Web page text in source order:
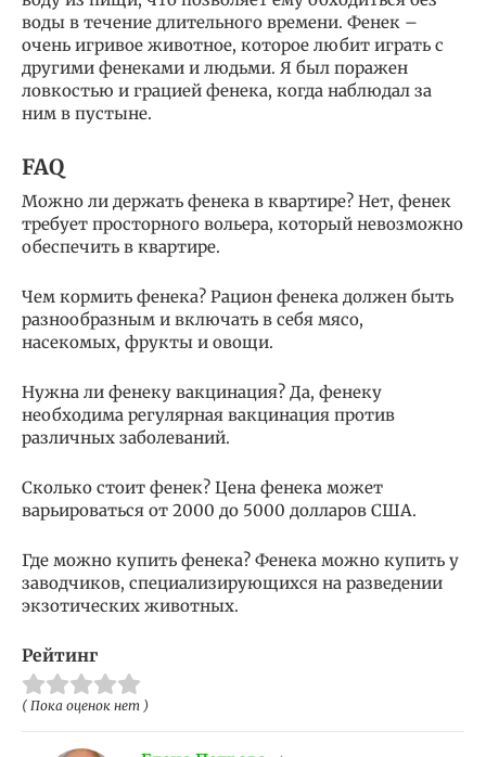
воды в течение длительного времени. Фенек –
очень игривое животное, которое любит играть с
другими фенеками и людьми. Я был поражен
ловкостью и грацией фенека, когда наблюдал за
ним в пустыне.
FAQ
Можно ли держать фенека в квартире? Нет, фенек
требует просторного вольера, который невозможно
обеспечить в квартире.
Чем кормить фенека? Рацион фенека должен быть
разнообразным и включать в себя мясо,
насекомых, фрукты и овощи.
Нужна ли фенеку вакцинация? Да, фенеку
необходима регулярная вакцинация против
различных заболеваний.
Сколько стоит фенек? Цена фенека может
варьироваться от 2000 до 5000 долларов США.
Где можно купить фенека? Фенека можно купить у
заводчиков, специализирующихся на разведении
экзотических животных.
Рейтинг
( Пока оценок нет )